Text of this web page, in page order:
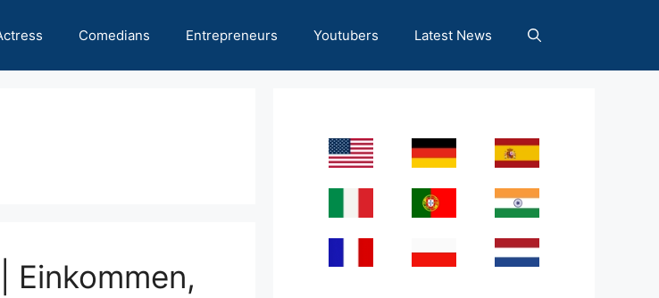
Comedians Entrepreneurs Youtubers Latest News
Einkommen,